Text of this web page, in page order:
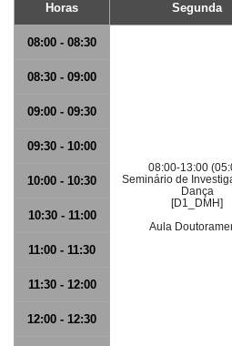
Horas Segunda
08:00 - 08:30
08:00-13:00
Seminário de
Dança
[D1_DMH]
Aula
08:30 - 09:00
09:00 - 09:30
09:30 - 10:00
10:00 - 10:30
10:30 - 11:00
11:00 - 11:30
11:30 - 12:00
12:00 - 12:30